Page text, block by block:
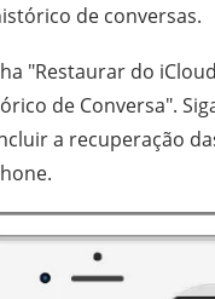
de conversas.
"Restaurar do
de Conversa".
a recuperação